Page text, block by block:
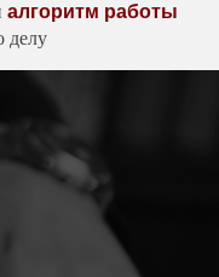
алгоритм работы
делу